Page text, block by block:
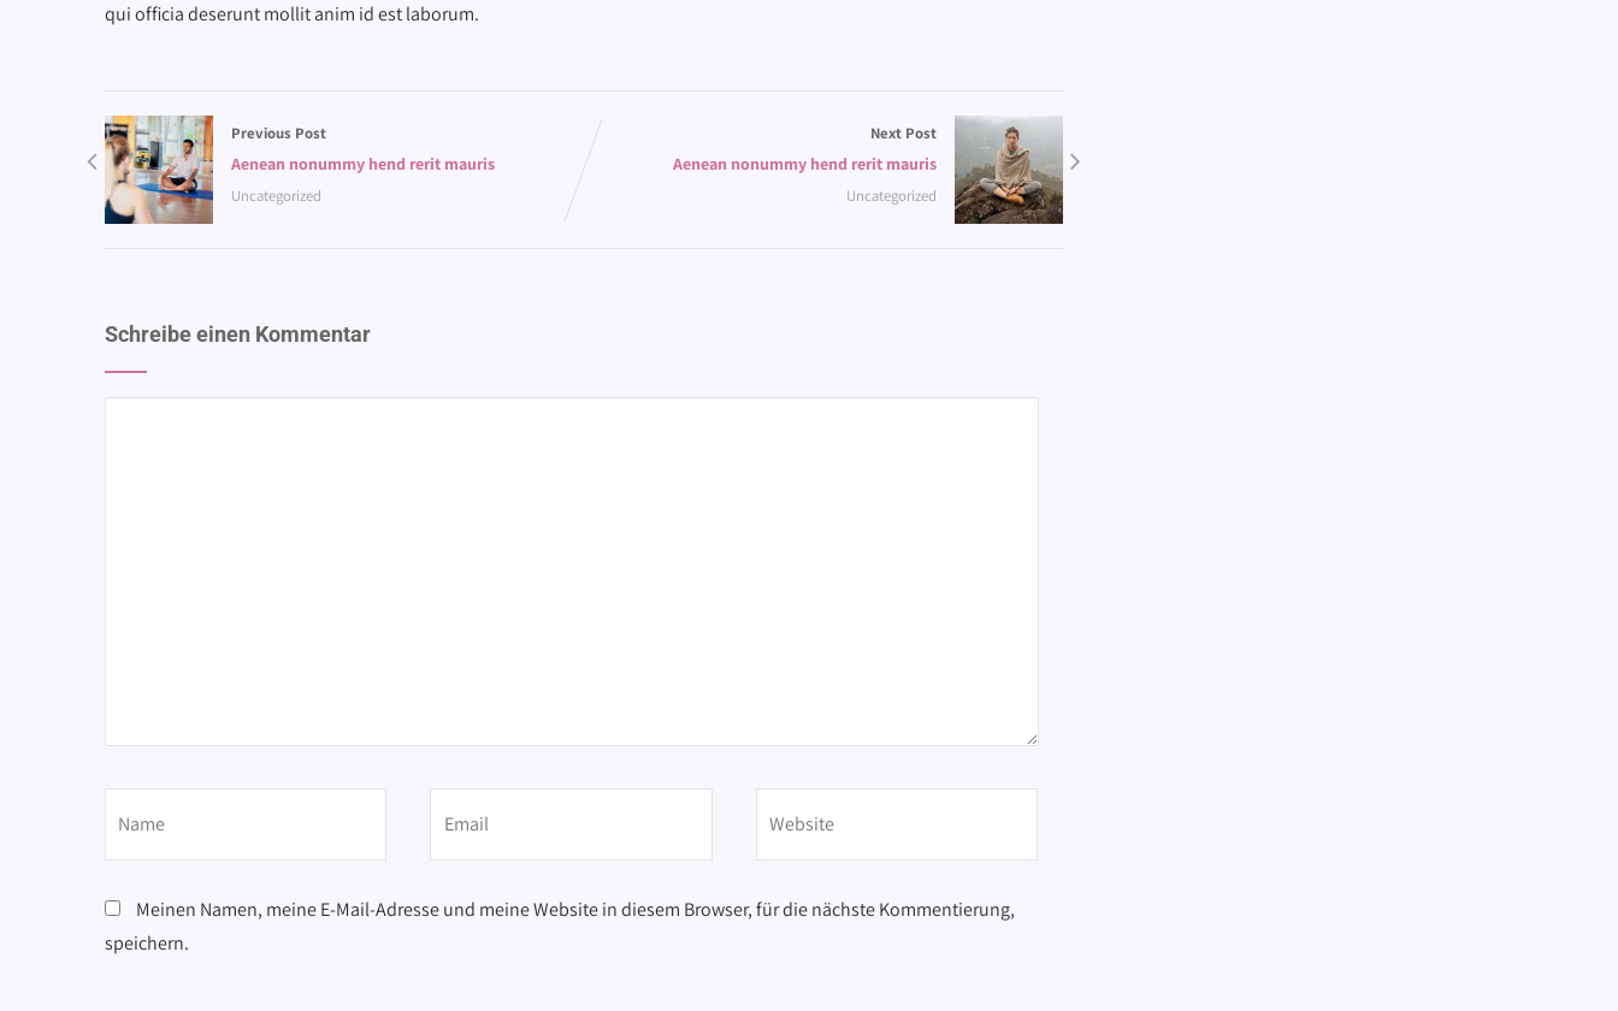
qui officia deserunt mollit anim id est laborum.
Previous Post
Aenean nonummy hend rerit mauris
Uncategorized
Next Post
Aenean nonummy hend rerit mauris
Uncategorized
Schreibe einen Kommentar
Meinen Namen, meine E-Mail-Adresse und meine Website in diesem Browser, für die nächste Kommentierung,
speichern.